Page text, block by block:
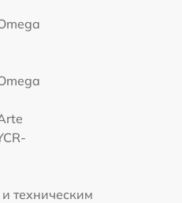
техническим